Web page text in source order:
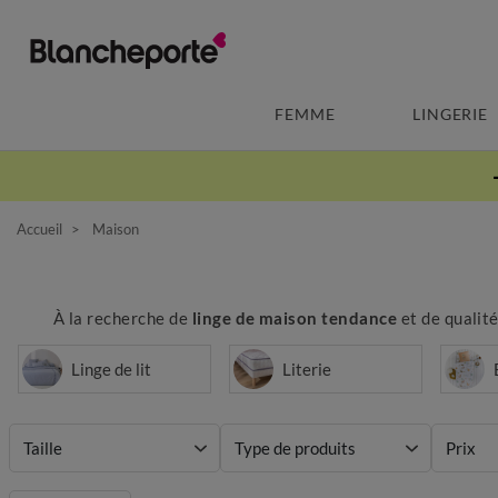
FEMME LINGERIE
Accueil Maison
À la recherche de linge de maison tendance et de
Linge de lit Literie
Taille Type de produits Prix